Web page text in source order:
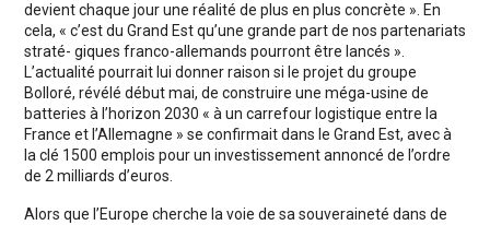
devient chaque jour une réalité de plus en plus concrète ». En
cela, « c’est du Grand Est qu’une grande part de nos partenariats
straté- giques franco-allemands pourront être lancés ».
L’actualité pourrait lui donner raison si le projet du groupe
Bolloré, révélé début mai, de construire une méga-usine de
batteries à l’horizon 2030 « à un carrefour logistique entre la
France et l’Allemagne » se confirmait dans le Grand Est, avec à
la clé 1500 emplois pour un investissement annoncé de l’ordre
de 2 milliards d’euros.
Alors que l’Europe cherche la voie de sa souveraineté dans de